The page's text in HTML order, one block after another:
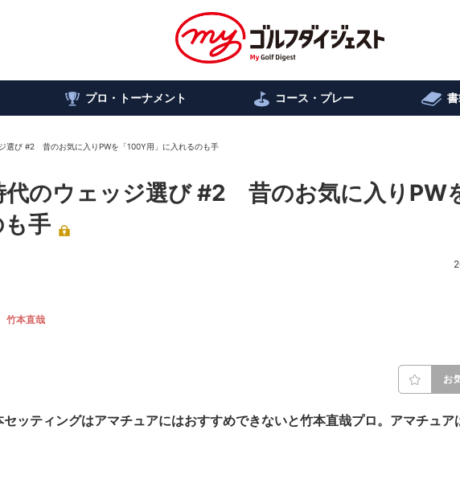
プロ・トーナメント コース・プレー
選び #2 昔のお気に入りPWを「100Y用」に入れるのも手
代のウェッジ選び #2 昔のお気に入りPW
手
竹本直哉
お
ッティングはアマチュアにはおすすめできないと竹本直哉プロ。アマチュア